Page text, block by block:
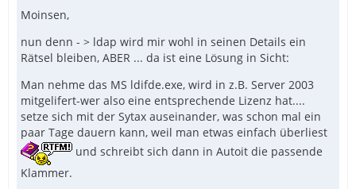
ActiveDirectory) (Click2Call)"
ein XML File (für die Telefone) sowie ein CSV file für
den CTI Client verwandelt, und dort jeweils
automatisch eingelesen. Das funktioniert auch. Nun
sollten die Daten aber auch noch ins LDAP
gemobbelt klingt, läßt sich aber z.Z. nicht anders
machen, zumal das bei Telefon und CTI Client
vollkommen reibungslos funktioniert.
Hast Du da einen weitergehenden Ansatz um:
1) Telefonbuch LDAP löschen
2) Telefonbuch LDAP einlesen
Ich würde versuchen, mit den Angaben, die Du für das
LDAP Explorer Tool verwendet hast, über die AD UDF
Moinsen,
nun denn - > ldap wird mir wohl in seinen Details ein
Rätsel bleiben, ABER ... da ist eine Lösung in Sicht:
Man nehme das MS ldifde.exe, wird in z.B. Server 2003
mitgelifert-wer also eine entsprechende Lizenz hat....
setze sich mit der Sytax auseinander, was schon mal ein
paar Tage dauern kann, weil man etwas einfach überliest
und schreibt sich dann in Autoit die passende
Klammer.